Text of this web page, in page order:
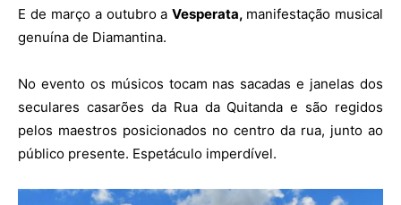
E de março a outubro aVesperata, manifestação musical
genuína de Diamantina.
No evento os músicos tocam nas sacadas e janelas dos
seculares casarões da Rua da Quitanda e são regidos
pelos maestros posicionados no centro da rua, junto ao
público presente. Espetáculo imperdível.